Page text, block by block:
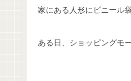
家にある人形にビニール
ある日、ショッピングモ